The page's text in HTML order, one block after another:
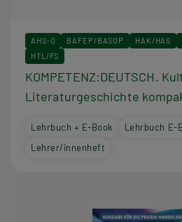
AHS-O BAFEP/BASOP HAK/HAS
HTL/FS
KOMPETENZ:DEUTSCH.
Literaturgeschichte
Lehrbuch + E-Book
Lehrbuch E-
Lehrer/innenheft